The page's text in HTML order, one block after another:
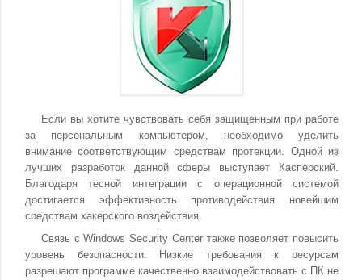
Если вы хотите чувствовать себя защищенным при работе
за персональным компьютером, необходимо уделить
внимание соответствующим средствам протекции. Одной из
лучших разработок данной сферы выступает Касперский.
Благодаря тесной интеграции с операционной системой
достигается эффективность противодействия новейшим
средствам хакерского воздействия.
Связь с Windows Security Center также позволяет повысить
уровень безопасности. Низкие требования к ресурсам
разрешают программе качественно взаимодействовать с ПК не